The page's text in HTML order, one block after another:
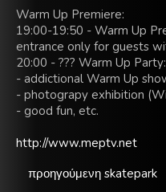
Warm Up Premiere:
19:00-19:50 - Warm Up
entrance only for guests
20:00 - ??? Warm Up Party:
- addictional Warm Up
- photograpy exhibition
- good fun, etc.
http://www.meptv.net
προηγούμενη skatepark